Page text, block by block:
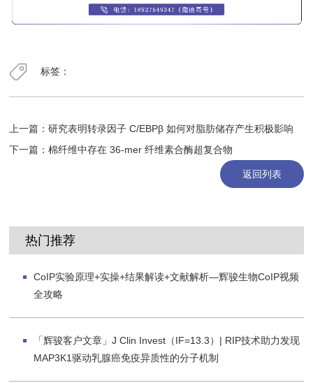
标签：
上一篇：研究表明转录因子 C/EBPβ 如何对脂肪储存产生积极影响
下一篇：棉纤维中存在 36-mer 纤维素合酶超复合物
返回列表
热门推荐
CoIP实验原理+实操+结果解读+文献解析—辉骏生物CoIP视频
全攻略
「辉骏客户文章」J Clin Invest（IF=13.3）| RIP技术助力发现
MAP3K1驱动乳腺癌免疫异质性的分子机制